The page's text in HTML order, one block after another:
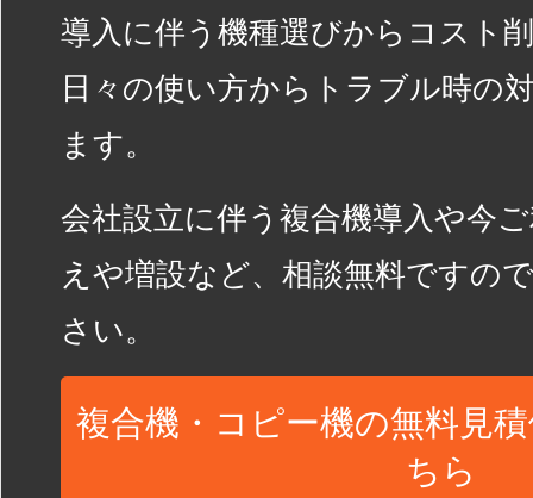
導入に伴う機種選びからコスト
日々の使い方からトラブル時の
ます。
会社設立に伴う複合機導入や今
えや増設など、相談無料ですの
さい。
複合機・コピー機の無料見
ちら